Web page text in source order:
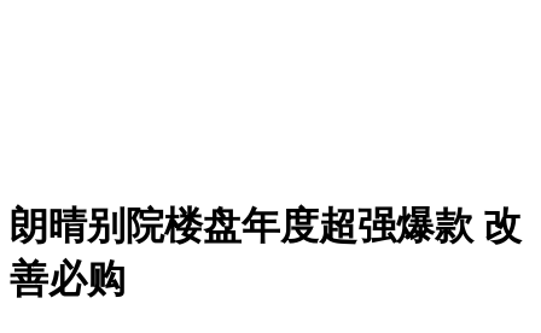
朗晴别院楼盘年度超强爆款 改
善必购